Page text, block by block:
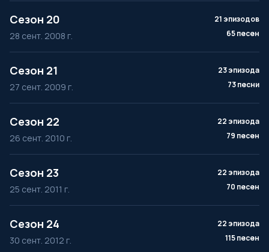
Сезон 20
28 сент. 2008 г.
21 эпизодов
65 песен
Сезон 21
27 сент. 2009 г.
23 эпизода
73 песни
Сезон 22
26 сент. 2010 г.
22 эпизода
79 песен
Сезон 23
25 сент. 2011 г.
22 эпизода
70 песен
Сезон 24
30 сент. 2012 г.
22 эпизода
115 песен